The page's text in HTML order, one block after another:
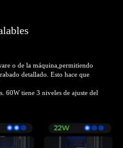
o de la máquina,permitiendo
detallado. Esto hace que
60W tiene 3 niveles de ajuste del